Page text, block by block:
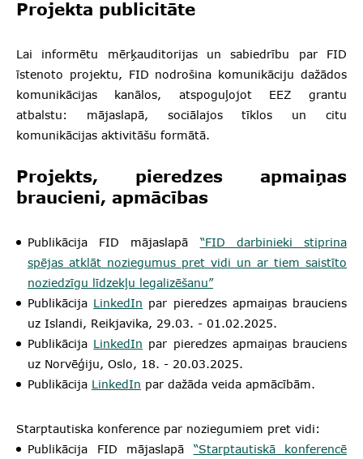
Projekta publicitāte
Lai informētu mērķauditorijas un sabiedrību par FID
īstenoto projektu, FID nodrošina komunikāciju dažādos
komunikācijas kanālos, atspoguļojot EEZ grantu
atbalstu: mājaslapā, sociālajos tīklos un citu
komunikācijas aktivitāšu formātā.
Projekts, pieredzes apmaiņas
braucieni, apmācības
Publikācija FID mājaslapā “FID darbinieki stiprina
spējas atklāt noziegumus pret vidi un ar tiem saistīto
noziedzīgu līdzekļu legalizēšanu”
Publikācija LinkedIn par pieredzes apmaiņas brauciens
uz Islandi, Reikjavika, 29.03. - 01.02.2025.
Publikācija LinkedIn par pieredzes apmaiņas brauciens
uz Norvēģiju, Oslo, 18. - 20.03.2025.
Publikācija LinkedIn par dažāda veida apmācībām.
Starptautiska konference par noziegumiem pret vidi:
Publikācija FID mājaslapā “Starptautiskā konferencē